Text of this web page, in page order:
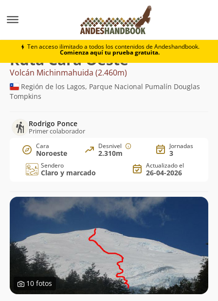
Ten acceso ilimitado a todos los contenidos de Andeshandbook.
Comienza aquí tu prueba gratuita.
Volcán Michinmahuida
Ruta Cara Oeste
Volcán Michinmahuida (2.460m)
Región de los Lagos, Parque Nacional Pumalín Douglas
Tompkins
Rodrigo Ponce
Primer colaborador
Cara
Noroeste
Desnivel
2.310m
Jornadas
3
Sendero
Claro y marcado
Actualizado el
26-04-2026
10 fotos